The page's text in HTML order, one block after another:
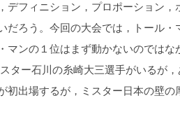
デフィニション，プロポーション
だろう。今回の大会では，トール
マンの１位はまず動かないのではな
ター石川の糸崎大三選手がいるが
初出場するが，ミスター日本の壁